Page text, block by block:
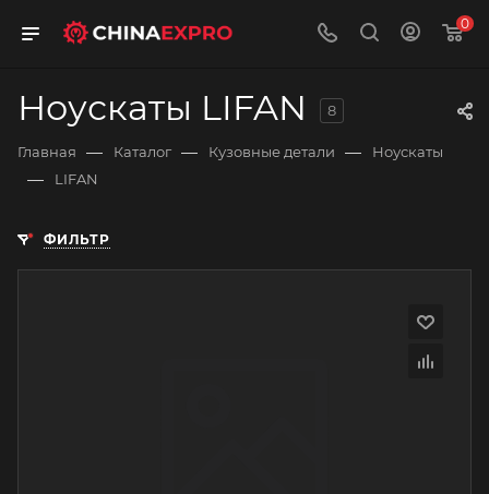
0
Ноускаты LIFAN 8
Главная — Каталог — Кузовные детали — Ноускаты
— LIFAN
ФИЛЬТР